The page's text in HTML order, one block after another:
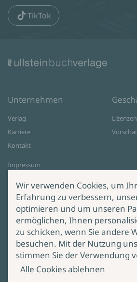
TikTok
Unternehmen
Verlag
Karriere
Kontakt
Impressum
Cookie-Einstellungen
AGB Online Shop
Lizenzen
Service
Lieferung & Versand
Bei
wenden
Wir verwenden Cookies, um
Erfahrung zu verbessern,
optimieren und um unseren
ermöglichen, Ihnen
zu schicken, wenn Sie andere
besuchen. Mit der Nutzung
stimmen Sie der Verwendung
Alle Cookies ablehnen